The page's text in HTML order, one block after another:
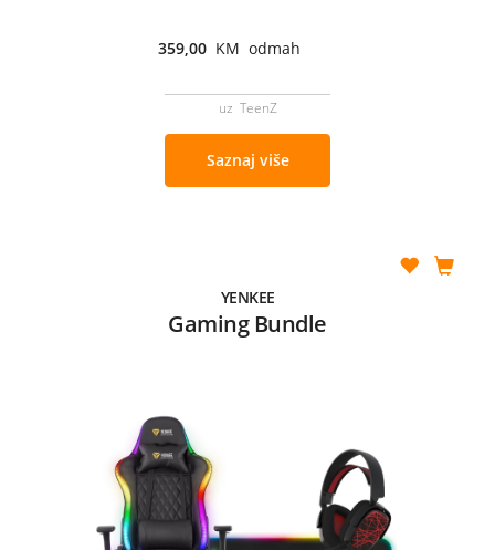
359,00 KM odmah
uz TeenZ
Saznaj više
YENKEE
Gaming Bundle